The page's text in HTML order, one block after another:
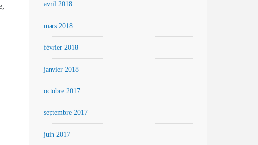
avril 2018
mars 2018
février 2018
janvier 2018
octobre 2017
septembre 2017
juin 2017